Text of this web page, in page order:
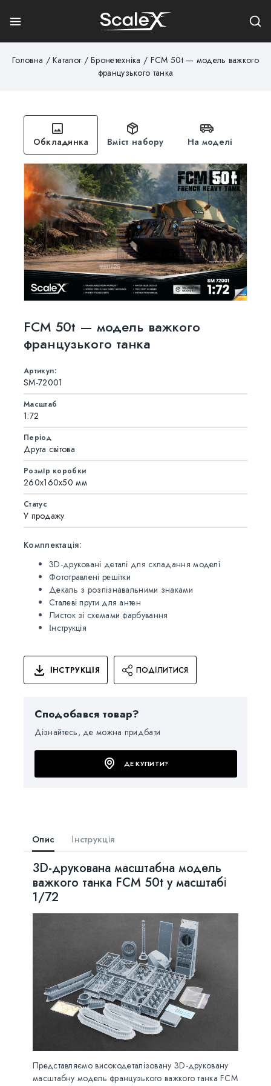
Головна / Каталог / Бронетехніка / FCM 50t — модель важкого
французького танка
Обкладинка Вміст набору На моделі
FCM 50t — модель важкого
французького танка
Артикул:
SM-72001
Масштаб
1:72
Період
Друга світова
Розмір коробки
260x160x50 мм
Статус
У продажу
Комплектація:
3D-друковані деталі для складання моделі
Фототравлені решітки
Декаль з розпізнавальними знаками
Сталеві прути для антен
Листок зі схемами фарбування
Інструкція
ІНСТРУКЦІЯ ПОДІЛИТИСЯ
Сподобався товар?
Дізнайтесь, де можна придбати
ДЕ КУПИТИ?
Опис Інструкція
3D-друкована масштабна модель
важкого танка FCM 50t у масштабі
1/72
Представляємо високодеталізовану 3D-друковану
масштабну модель французького важкого танка FCM